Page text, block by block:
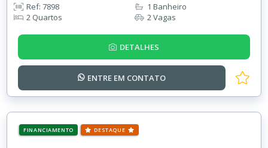
Ref: 7898
2 Quartos
1 Banheiro
2 Vagas
DETALHES
ENTRE EM CONTATO
FINANCIAMENTO DESTAQUE